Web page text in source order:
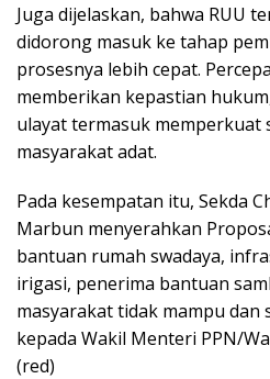
Juga dijelaskan, bahwa RUU
didorong masuk ke tahap
prosesnya lebih cepat.
memberikan kepastian
ulayat termasuk memperkuat
masyarakat adat.
Pada kesempatan itu, Sekda
Marbun menyerahkan
bantuan rumah swadaya,
irigasi, penerima bantuan
masyarakat tidak mampu dan
kepada Wakil Menteri PPN/
(red)